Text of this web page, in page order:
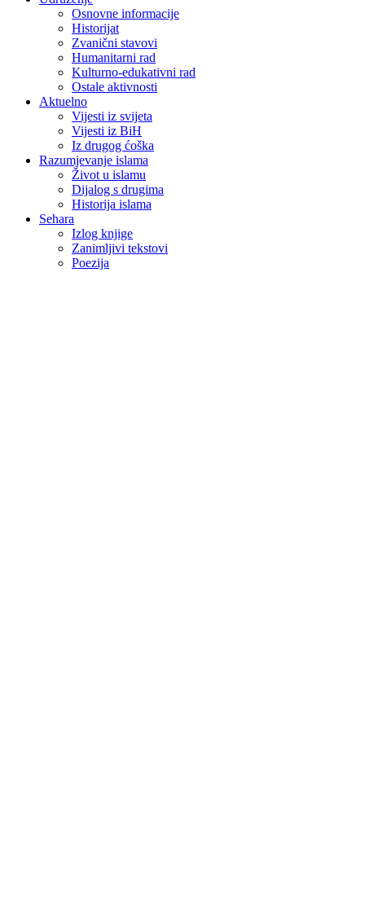
Osnovne informacije
Historijat
Zvanični stavovi
Humanitarni rad
Kulturno-edukativni rad
Ostale aktivnosti
Aktuelno
Vijesti iz svijeta
Vijesti iz BiH
Iz drugog ćoška
Razumjevanje islama
Život u islamu
Dijalog s drugima
Historija islama
Sehara
Izlog knjige
Zanimljivi tekstovi
Poezija